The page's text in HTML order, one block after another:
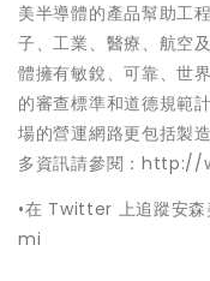
美半導體的產品幫助工
子、工業、醫療、航空
體擁有敏銳、可靠、世
的審查標準和道德規範
場的營運網路更包括製
多資訊請參閱：http://
•在 Twitter 上追蹤安
mi